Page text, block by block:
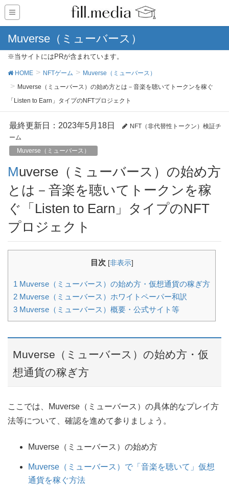
Muverse（ミューバース）
※当サイトにはPRが含まれています。
HOME NFTゲーム
Muverse（ミューバース）
Muverse（ミューバース）の始め方とは－音楽を聴いてトークンを稼ぐ
「Listen to Earn」タイプのNFTプロジェクト
最終更新日：2023年5月18日
NFT（非代替性トークン）検証チ
ーム
Muverse（ミューバース）
Muverse（ミューバース）の始め方
とは－音楽を聴いてトークンを稼
ぐ「Listen to Earn」タイプのNFT
プロジェクト
目次 [非表示]
1 Muverse（ミューバース）の始め方・仮想通貨の稼ぎ方
2 Muverse（ミューバース）ホワイトペーパー和訳
3 Muverse（ミューバース）概要・公式サイト等
Muverse（ミューバース）の始め方・仮
想通貨の稼ぎ方
ここでは、Muverse（ミューバース）の具体的なプレイ方
法等について、確認を進めて参りましょう。
Muverse（ミューバース）の始め方
Muverse（ミューバース）で「音楽を聴いて」仮想
通貨を稼ぐ方法